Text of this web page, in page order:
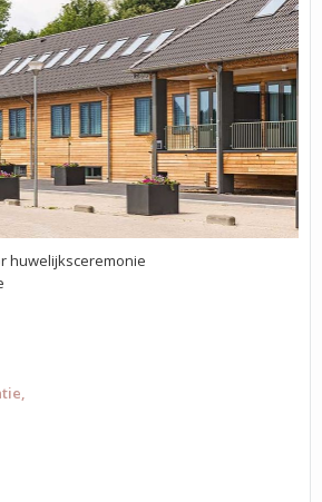
huwelijksceremonie